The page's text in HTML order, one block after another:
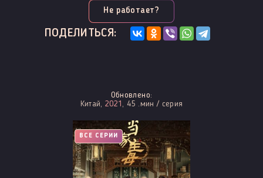
Не работает?
ПОДЕЛИТЬСЯ:
Обновлено:
Китай,2021 , 45 .мин / серия
ВСЕ СЕРИИ